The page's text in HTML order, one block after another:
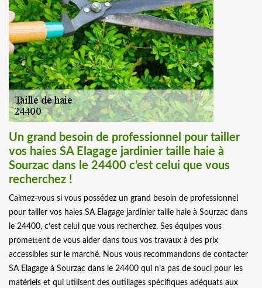
Un grand besoin de professionnel pour tailler
vos haies SA Elagage jardinier taille haie à
Sourzac dans le 24400 c’est celui que vous
recherchez !
Calmez-vous si vous possédez un grand besoin de professionnel
pour tailler vos haies SA Elagage jardinier taille haie à Sourzac dans
le 24400, c’est celui que vous recherchez. Ses équipes vous
promettent de vous aider dans tous vos travaux à des prix
accessibles sur le marché. Nous vous recommandons de contacter
SA Elagage à Sourzac dans le 24400 qui n’a pas de souci pour les
matériels et qui utilisent des outillages spécifiques adéquats aux